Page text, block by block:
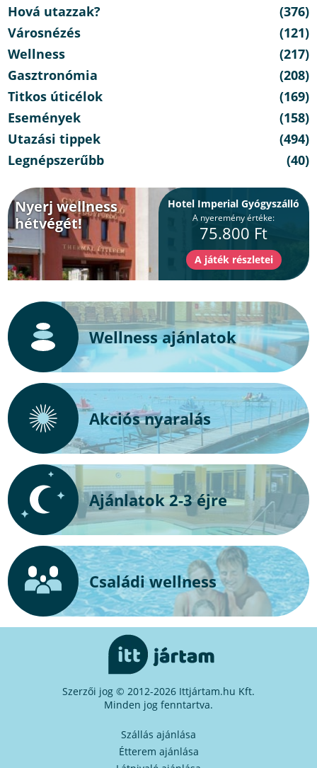
Hová utazzak?
(376)
Városnézés
(121)
Wellness
(217)
Gasztronómia
(208)
Titkos úticélok
(169)
Események
(158)
Utazási tippek
(494)
Legnépszerűbb
(40)
Nyerj wellness
hétvégét!
Hotel Imperial Gyógyszálló
A nyeremény értéke:
75.800 Ft
Wellness ajánlatok
Akciós nyaralás
Ajánlatok 2-3 éjre
Családi wellness
Szerzői jog © 2012-2026 Ittjártam.hu Kft.
Minden jog fenntartva.
Szállás ajánlása
Étterem ajánlása